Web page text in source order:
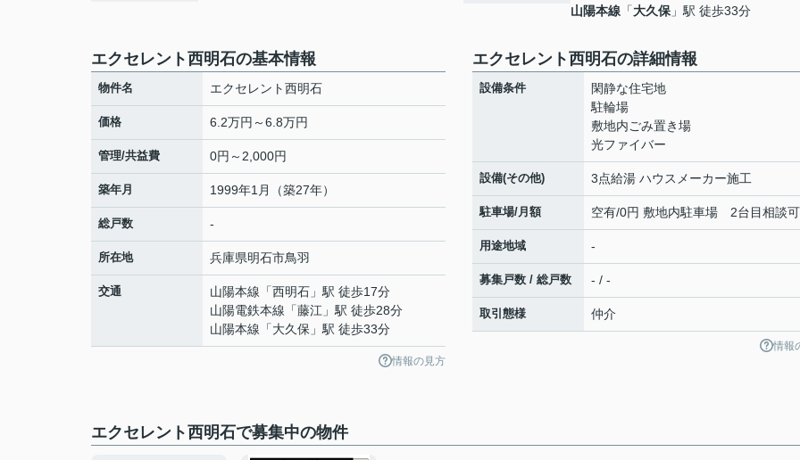
山陽本線 「大久保 」駅 徒歩33分
エクセレント西明石の基本情報
物件名 エクセレント西明石
価格 6.2万円～6.8万円
管理/共益費 0円～2,000円
築年月 1999年1月（築27年）
総戸数 -
所在地 兵庫県明石市鳥羽
交通 山陽本線 「西明石 」駅 徒歩17分
山陽電鉄本線 「藤江 」駅 徒歩28分
山陽本線 「大久保 」駅 徒歩33分
情報の見方
エクセレント西明石の詳細情報
設備条件
閑静な住宅地
駐輪場
敷地内ごみ置き場
光ファイバー
設備(その他) 3点給湯 ハウスメーカー施工
駐車場/月額 空有/0円 敷地内駐車場 2台目相談可
用途地域 -
募集戸数 / 総戸数 - / -
取引態様 仲介
情報
エクセレント西明石で募集中の物件